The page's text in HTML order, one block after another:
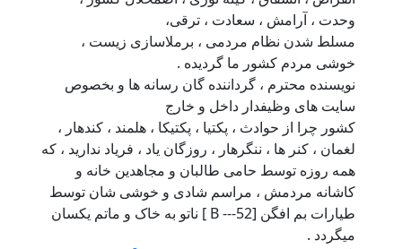
وحدت ، آرامش ، سعادت ، ترقی،
مسلط شدن نظام مردمی ، برملاسازی زيست ،
خوشی مردم کشور ما گرديده .
نويسنده محترم ، گرداننده گان رسانه ها و بخصوص
سايت های وظيفدار داخل و خارج
کشور چرا از حوادث ، پکتيا ، پکتيکا ، هلمند ، کندهار ،
لغمان ، کنر ها ، ننگرهار ، روزگان ياد ، فرياد نداريد ، که
همه روزه توسط حامی طالبان و مجاهدين خانه و
کاشانه مردمش ، مراسم شادی و خوشی شان توسط
طيارات بم افگن [B ---52 ] ناتو به خاک و ماتم يکسان
ميگردد .